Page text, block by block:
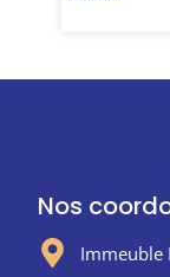
Nos
Immeuble